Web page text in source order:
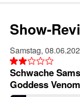
Show-
Samstag,
Schwache
Goddess Venom